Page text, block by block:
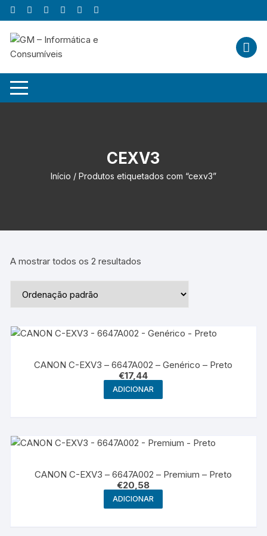
Skip
to
content
CEXV3
Início / Produtos etiquetados com “cexv3”
A mostrar todos os 2 resultados
CANON C-EXV3 – 6647A002 – Genérico – Preto
€17,44
ADICIONAR
CANON C-EXV3 – 6647A002 – Premium – Preto
€20,58
ADICIONAR